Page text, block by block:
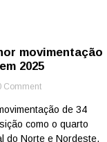
movimentação
2025
Commenton
de
Itaqui
alcança
de 34
como o quarto
do Norte e Nordeste,